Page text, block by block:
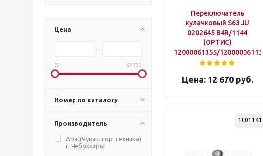
Цена
70 63 730
Номер по каталогу
Производитель
Abat(Чувашторгтехника)
г. Чебоксары
Переключатель
кулачковый S63 JU
0202645 B4R/1144
(ОРТИС)
12000061355/120000061133
12 670 руб.
1001141